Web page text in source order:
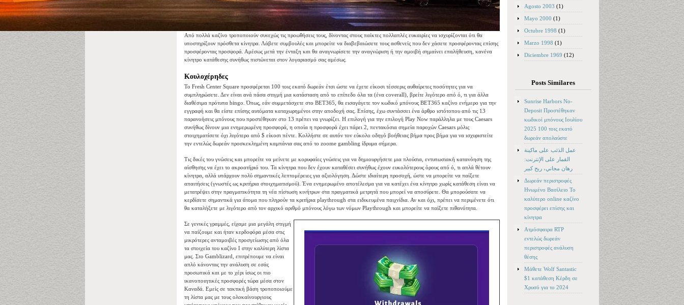
Από πολλά καζίνο τροποποιούν συνεχώς τις προωθήσεις τους, δίνοντας στους παίκτες πολλαπλές ευκαιρίες να ισχυρίζονται ότι θα
υποστηρίξουν πρόσθετα κίνητρα. Λάβετε συμβουλές και μπορείτε να διαβεβαιώσετε τους ασθενείς που δεν χάσετε προσφέροντας επίσης
προσφέροντας προσφορά. Αμέσως μετά την ένταξη και θα αναγνωρίσετε την αναγνώριση ή την αμοιβή σημαίνει επαλήθευση, κανένα
κίνητρο κατάθεσης συνήθως πιστώνεται στον λογαριασμό σας αμέσως.
Κουλοχέρηδες
Το Fresh Center Square προσφέρεται 100 τοις εκατό δωρεάν έτσι ώστε να έχετε είκοσι τέσσερις αυθαίρετες ποσότητες για να
συμπληρώσετε. Δεν είναι ανά πάσα στιγμή μια κατάσταση από το επίπεδο όλα τα (ένα coverall), βρείτε λιγότερο από ό, τι για άλλα
διαθέσιμα πρότυπα bingo. Όπως, εάν συμμετάσχετε στο BET365, θα εισαγάγετε τον κωδικό μπόνους BET365 καζίνο ενήμερο για την
εγγραφή και θα είστε επίσης αυτόματα καταχωρημένοι στην αποδοχή σας. Επίσης, έχω συντάσσει ένα άρθρο ιστότοπου από τις 13
παρανοήσεις μπόνους που προστέθηκαν στο 13 πρέπει να γνωρίζει. Η επιλογή για την επιλογή Play Now παράλληλα με τους Caesars
συνήθως δίνουν μια ενημερωμένη προσφορά, η οποία η προσφορά έχει πάρει 2, πεντακόσια σημεία παροχών Caesars μόλις
στοιχηματίσετε όχι λιγότερο από $ είκοσι πέντε. Κολλήστε σε αυτόν τον εύκολο οδηγό βοήθειας βήμα προς βήμα για να ισχυριστείτε
την εντελώς δωρεάν προσκεκλημένη καμπάνια σας από το zoome gambling ίδρυμα σήμερα.
Τις δικές του γνώσεις και μπορείτε να μείνετε με κορυφαίες γνώσεις για να δημιουργήσετε μια πλούσια, εντυπωσιακή κατανόηση της
αίσθησης να έχει το ακροατήριό του. Τα κίνητρα που δεν έχουν καταθέσει συνήθως έχουν ευκολότερους όρους από ό, τι απλά θέτουν
κίνητρα, αλλά υπάρχουν πολύ σημαντικές λεπτομέρειες για αξιολόγηση. Δώστε ιδιαίτερη προσοχή, ώστε να μπορείτε να παίξετε
απαιτήσεις (γνωστές ως κριτήρια στοιχηματισμού). Ένα ενημερωμένο αποτέλεσμα για να κατέχει ένα κίνητρο χωρίς κατάθεση είναι να
μετατρέψει στην πραγματικότητα τη νέα πίστωση κινήτρων στα πραγματικά μετρητά που μπορεί να αποσύρετε. Θα μπορούσατε να
κερδίσετε σημαντικά για άτομα που πληρούν τα κριτήρια playthrough στα ειδικευμένα παιχνίδια. Αν και όχι, πρέπει να περιμένετε ότι
θα καταλήξετε με λιγότερο από τον αρχικό αριθμό μπόνους λόγω των νόμων Playthrough και μπορείτε να παίξετε πιθανότητα.
Σε γενικές γραμμές, είχαμε μια μεγάλη στιγμή
να παίζουμε και ήταν κερδοφόρα μέσα στις
μικρότερες ανταμοιβές προσγείωσης από όλα
τα στοιχεία του καζίνο Ι στην καλύτερη λίστα
μας. Στο Gamblizard, επιτρέπουμε να είναι
απλό κάνοντας την ανάλυση σε εσάς
προσωπικά και με το χέρι ίσως οι πιο
ικανοποιητικές προσφορές τώρα μέσα στον
Καναδά. Εμείς σε τακτική βάση τροποποιούμε
τη λίστα μας με τους ολοκαίνουργιους
Agosto 2003 (1)
Mayo 2000 (1)
Octubre 1998 (1)
Marzo 1998 (1)
Diciembre 1969 (12)
Posts Similares
Sunrise Harbors No-
Deposit Προστέθηκαν
κωδικοί μπόνους Ιουλίου
2025 100 τοις εκατό
δωρεάν απολαύστε
عمل الذئب على ماكينة
القمار على الإنترنت:
رهان مجاني، ربح كبير
Δωρεάν περιστροφές
Ηνωμένο Βασίλειο Το
καλύτερο online καζίνο
προσφέρει επίσης και
κίνητρα
Ατμόσφαιρα RTP
εντελώς δωρεάν
περιστροφές ανάλυση
θέσης
Μάθετε Wolf Santastic
$1 κατάθεση Κέρδη σε
Χρυσό για το 2024